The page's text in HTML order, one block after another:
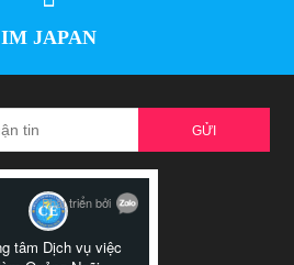
IM JAPAN
GỬI